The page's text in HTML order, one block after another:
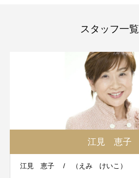
スタッフ一覧
江見 恵子
江見 恵子 / （えみ けいこ）